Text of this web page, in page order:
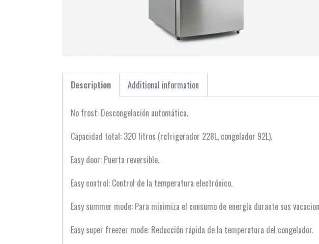
Description Additional information
No frost: Descongelación automática.
Capacidad total: 320 litros (refrigerador 228L, congelador 92L).
Easy door: Puerta reversible.
Easy control: Control de la temperatura electrónico.
Easy summer mode: Para minimiza el consumo de energía durante sus
Easy super freezer mode: Reducción rápida de la temperatura del congelador.